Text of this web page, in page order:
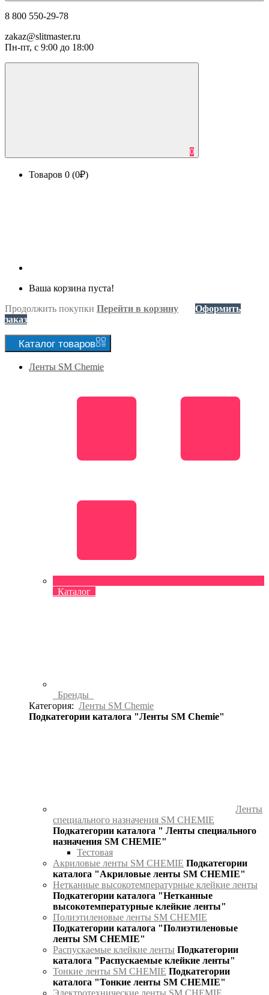
8 800 550-29-78
zakaz@slitmaster.ru
Пн-пт, с 9:00 до 18:00
0
Товаров 0 (0₽)
Ваша корзина пуста!
Продолжить покупки Перейти в корзину
Оформить
заказ
Каталог товаров
Ленты SM Chemie
Каталог
Бренды
Категория: Ленты SM Chemie
Подкатегории каталога "Ленты SM Chemie"
Ленты
специального назначения SM CHEMIE
Подкатегории каталога " Ленты специального
назначения SM CHEMIE"
Тестовая
Акриловые ленты SM CHEMIE Подкатегории
каталога "Акриловые ленты SM CHEMIE"
Нетканные высокотемпературные клейкие ленты
Подкатегории каталога "Нетканные
высокотемпературные клейкие ленты"
Полиэтиленовые ленты SM CHEMIE
Подкатегории каталога "Полиэтиленовые
ленты SM CHEMIE"
Распускаемые клейкие ленты Подкатегории
каталога "Распускаемые клейкие ленты"
Тонкие ленты SM CHEMIE Подкатегории
каталога "Тонкие ленты SM CHEMIE"
Электротехнические ленты SM CHEMIE